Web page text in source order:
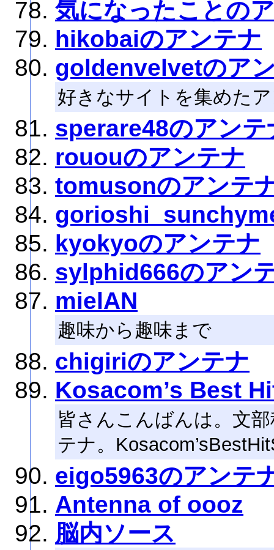
気になったことの
hikobaiのアンテナ
goldenvelvetのア
好きなサイトを集めた
sperare48のアンテ
rououのアンテナ
tomusonのアンテ
kyokyoのアンテナ
sylphid666のアン
mielAN
趣味から趣味まで
chigiriのアンテナ
Kosacom’s Best
皆さんこんばんは。文
テナ。
eigo5963のアンテ
Antenna of oooz
脳内ソース